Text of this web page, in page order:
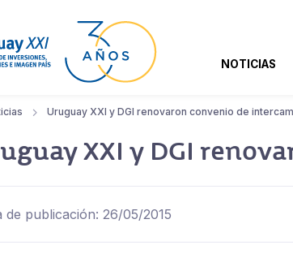
NOTICIAS
Uruguay XXI y DGI renovaron convenio de
XXI y DGI
de publicación: 26/05/2015